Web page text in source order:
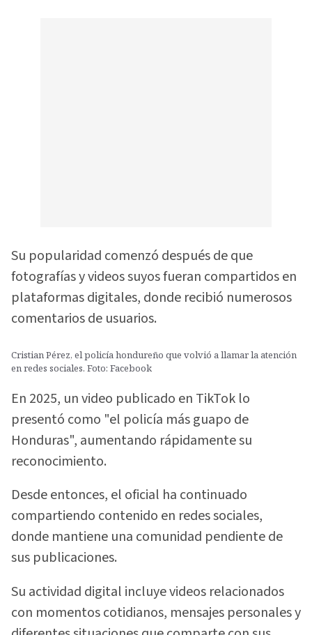
Su popularidad comenzó después de que
fotografías y videos suyos fueran compartidos en
plataformas digitales, donde recibió numerosos
comentarios de usuarios.
Cristian Pérez, el policía hondureño que volvió a llamar la atención
en redes sociales. Foto: Facebook
En 2025, un video publicado en TikTok lo
presentó como "el policía más guapo de
Honduras", aumentando rápidamente su
reconocimiento.
Desde entonces, el oficial ha continuado
compartiendo contenido en redes sociales,
donde mantiene una comunidad pendiente de
sus publicaciones.
Su actividad digital incluye videos relacionados
con momentos cotidianos, mensajes personales y